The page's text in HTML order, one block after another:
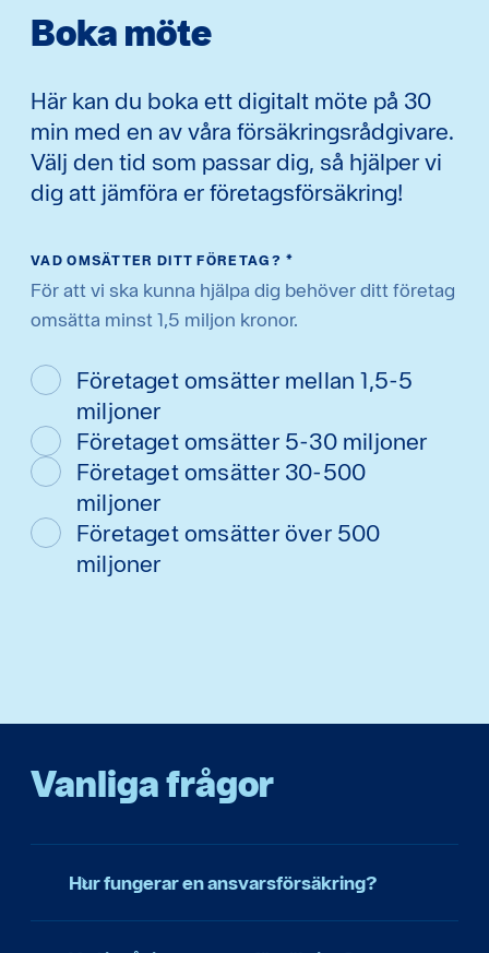
Boka möte
Här kan du boka ett digitalt möte på 30
min med en av våra försäkringsrådgivare.
Välj den tid som passar dig, så hjälper vi
dig att jämföra er företagsförsäkring!
VAD OMSÄTTER DITT FÖRETAG? *
För att vi ska kunna hjälpa dig behöver ditt företag
omsätta minst 1,5 miljon kronor.
Företaget omsätter mellan 1,5-5
miljoner
Företaget omsätter 5-30 miljoner
Företaget omsätter 30-500
miljoner
Företaget omsätter över 500
miljoner
Vanliga frågor
Hur fungerar en ansvarsförsäkring?